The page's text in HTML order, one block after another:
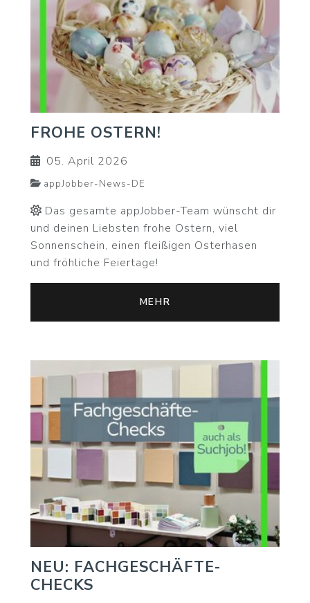
FROHE OSTERN!
05. April 2026
appJobber-News-DE
Das gesamte appJobber-Team wünscht dir
und deinen Liebsten frohe Ostern, viel
Sonnenschein, einen fleißigen Osterhasen
und fröhliche Feiertage!
MEHR
NEU: FACHGESCHÄFTE-
CHECKS